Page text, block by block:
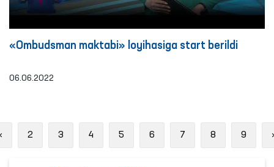
«Ombudsman maktabi» loyihasiga start berildi
06.06.2022
Previous
2 3 4 5 6 7 8 9